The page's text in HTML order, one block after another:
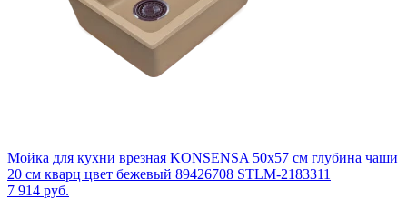
Мойка для кухни врезная KONSENSA 50x57 см глубина чаши
20 см кварц цвет бежевый 89426708 STLM-2183311
7 914 руб.